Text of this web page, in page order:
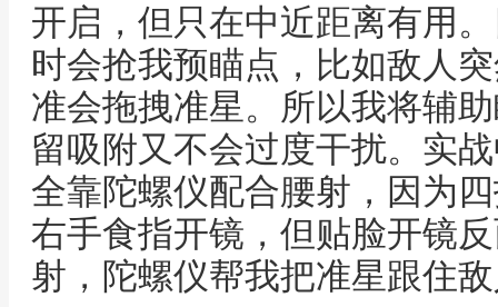
开启，但只在中近距离有用
时会抢我预瞄点，比如敌人
准会拖拽准星。所以我将辅
留吸附又不会过度干扰。实
全靠陀螺仪配合腰射，因为
右手食指开镜，但贴脸开镜
射，陀螺仪帮我把准星跟住